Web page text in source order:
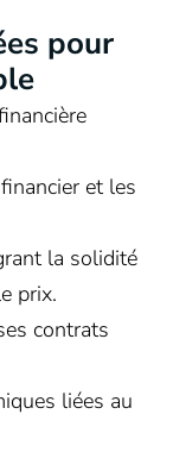
pour
et les
la solidité
prix.
contrats
liées au